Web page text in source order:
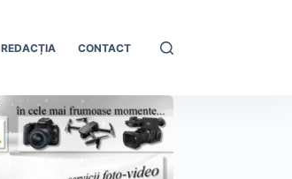
REDACȚIA CONTACT